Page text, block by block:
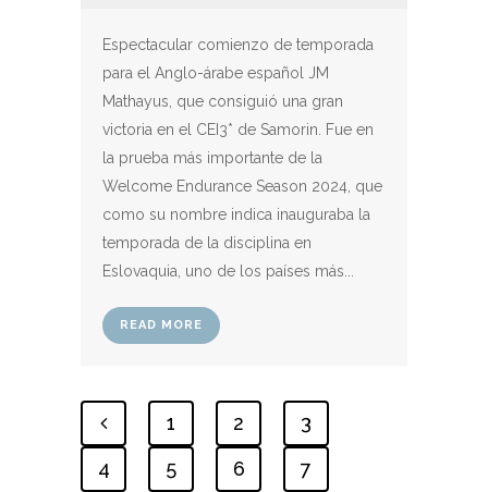
Espectacular comienzo de temporada
para el Anglo-árabe español JM
Mathayus, que consiguió una gran
victoria en el CEI3* de Samorin. Fue en
la prueba más importante de la
Welcome Endurance Season 2024, que
como su nombre indica inauguraba la
temporada de la disciplina en
Eslovaquia, uno de los países más...
READ MORE
1 2
3
4
5 6
7